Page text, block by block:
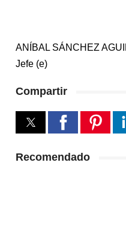
ANÍBAL SÁNCHEZ
Jefe (e)
Compartir
Recomendado